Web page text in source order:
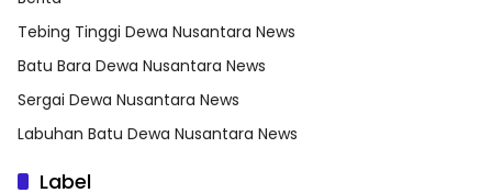
Tebing Tinggi Dewa Nusantara News
Batu Bara Dewa Nusantara News
Sergai Dewa Nusantara News
Labuhan Batu Dewa Nusantara News
Label